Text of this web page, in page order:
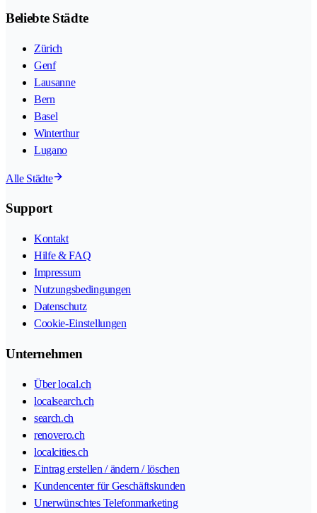
Beliebte Städte
Zürich
Genf
Lausanne
Bern
Basel
Winterthur
Lugano
Alle Städte
Support
Kontakt
Hilfe & FAQ
Impressum
Nutzungsbedingungen
Datenschutz
Cookie-Einstellungen
Unternehmen
Über local.ch
localsearch.ch
search.ch
renovero.ch
localcities.ch
Eintrag erstellen / ändern / löschen
Kundencenter für Geschäftskunden
Unerwünschtes Telefonmarketing